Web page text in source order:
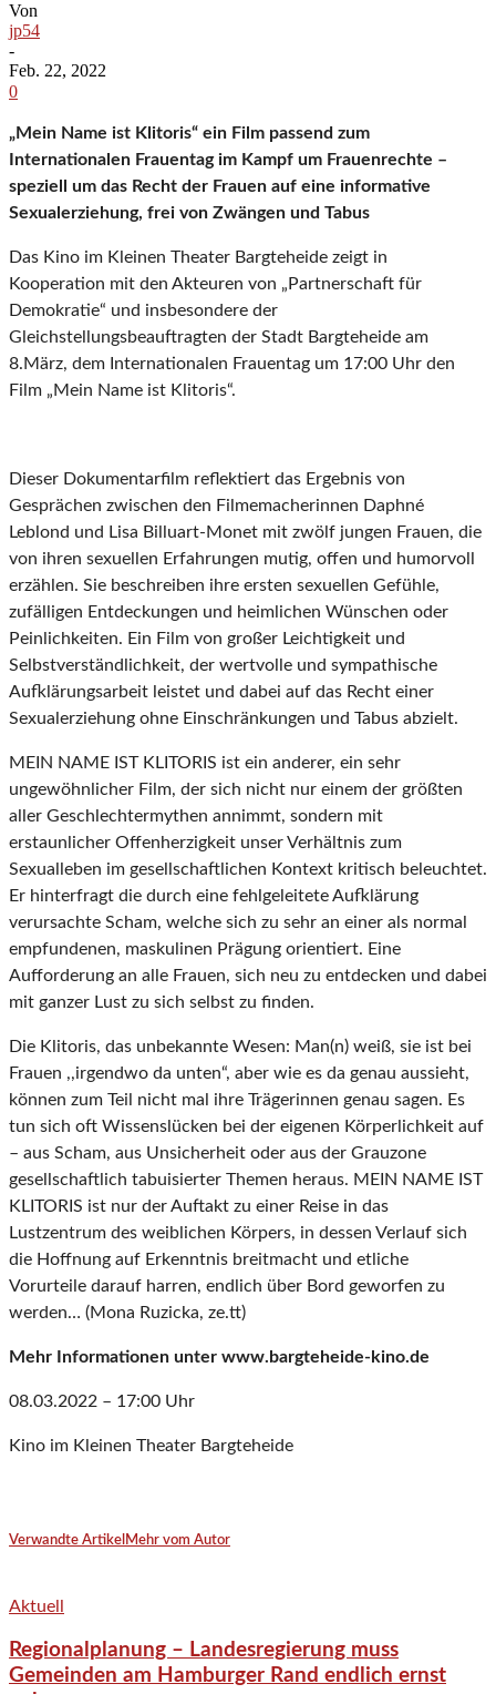
Von
jp54
-
Feb. 22, 2022
0
„Mein Name ist Klitoris“ ein Film passend zum
Internationalen Frauentag im Kampf um Frauenrechte –
speziell um das Recht der Frauen auf eine informative
Sexualerziehung, frei von Zwängen und Tabus
Das Kino im Kleinen Theater Bargteheide zeigt in
Kooperation mit den Akteuren von „Partnerschaft für
Demokratie“ und insbesondere der
Gleichstellungsbeauftragten der Stadt Bargteheide am
8.März, dem Internationalen Frauentag um 17:00 Uhr den
Film „Mein Name ist Klitoris“.
Dieser Dokumentarfilm reflektiert das Ergebnis von
Gesprächen zwischen den Filmemacherinnen Daphné
Leblond und Lisa Billuart-Monet mit zwölf jungen Frauen, die
von ihren sexuellen Erfahrungen mutig, offen und humorvoll
erzählen. Sie beschreiben ihre ersten sexuellen Gefühle,
zufälligen Entdeckungen und heimlichen Wünschen oder
Peinlichkeiten. Ein Film von großer Leichtigkeit und
Selbstverständlichkeit, der wertvolle und sympathische
Aufklärungsarbeit leistet und dabei auf das Recht einer
Sexualerziehung ohne Einschränkungen und Tabus abzielt.
MEIN NAME IST KLITORIS ist ein anderer, ein sehr
ungewöhnlicher Film, der sich nicht nur einem der größten
aller Geschlechtermythen annimmt, sondern mit
erstaunlicher Offenherzigkeit unser Verhältnis zum
Sexualleben im gesellschaftlichen Kontext kritisch beleuchtet.
Er hinterfragt die durch eine fehlgeleitete Aufklärung
verursachte Scham, welche sich zu sehr an einer als normal
empfundenen, maskulinen Prägung orientiert. Eine
Aufforderung an alle Frauen, sich neu zu entdecken und dabei
mit ganzer Lust zu sich selbst zu finden.
Die Klitoris, das unbekannte Wesen: Man(n) weiß, sie ist bei
Frauen ,,irgendwo da unten“, aber wie es da genau aussieht,
können zum Teil nicht mal ihre Trägerinnen genau sagen. Es
tun sich oft Wissenslücken bei der eigenen Körperlichkeit auf
– aus Scham, aus Unsicherheit oder aus der Grauzone
gesellschaftlich tabuisierter Themen heraus. MEIN NAME IST
KLITORIS ist nur der Auftakt zu einer Reise in das
Lustzentrum des weiblichen Körpers, in dessen Verlauf sich
die Hoffnung auf Erkenntnis breitmacht und etliche
Vorurteile darauf harren, endlich über Bord geworfen zu
werden… (Mona Ruzicka, ze.tt)
Mehr Informationen unter www.bargteheide-kino.de
08.03.2022 – 17:00 Uhr
Kino im Kleinen Theater Bargteheide
Verwandte Artikel Mehr vom Autor
Aktuell
Regionalplanung – Landesregierung muss
Gemeinden am Hamburger Rand endlich ernst